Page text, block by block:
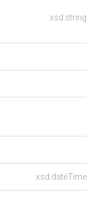
xsd:string
xsd:dateTime